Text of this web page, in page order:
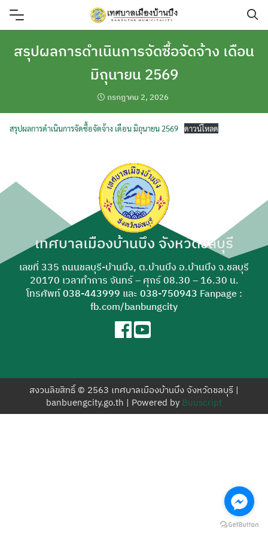
Skip
ค้นหา
สำหรับ:
สรุปผลการดำเนินการจัดซื้อจัดจ้าง เดือน
มิถุนายน 2569
กรกฎาคม 2, 2026
สรุปผลการดำเนินการจัดซื้อจัดจ้าง เดือน มิถุนายน 2569 ดาวน์โหลด
เทศบาลเมืองบ้านบึง จังหวัดชลบุรี
เลขที่ 335 ถนนชลบุรี-บ้านบึง, ต.บ้านบึง อ.บ้านบึง จ.ชลบุรี
20170 เวลาทำการ จันทร์ – ศุกร์ 08.30 – 16.30 น.
โทรศัพท์038-443999 และ 038-750943 Fanpage :
fb.com/banbungcity
สงวนลิขสิทธิ์ © 2563 เทศบาลเมืองบ้านบึง จังหวัดชลบุรี |
banbuengcity.go.th | Powered by Buuscript